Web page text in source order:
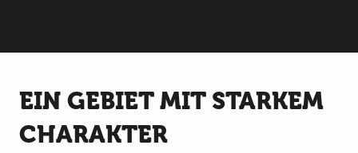
EIN GEBIET MIT STARKEM
CHARAKTER